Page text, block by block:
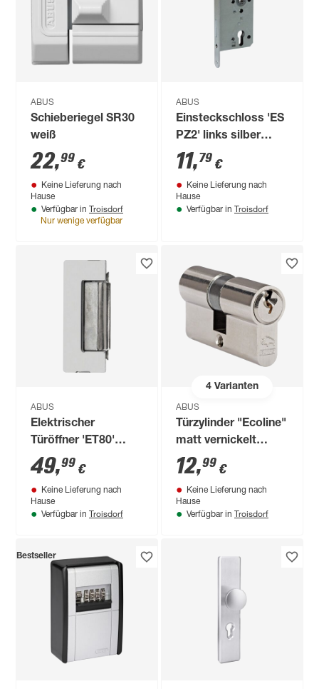
ABUS
Schieberiegel SR30
weiß
22,99 €
Keine Lieferung nach
Hause
Verfügbar in Troisdorf
Nur wenige verfügbar
ABUS
Einsteckschloss 'ES
PZ2' links silber
55/72 mm
11,79 €
Keine Lieferung nach
Hause
Verfügbar in Troisdorf
ABUS
Elektrischer
Türöffner 'ET80'
silber mit
Fallenjustierung
49,99 €
Keine Lieferung nach
Hause
Verfügbar in Troisdorf
4Varianten
ABUS
Türzylinder "Ecoline"
matt vernickelt
28/28
12,99 €
Keine Lieferung nach
Hause
Verfügbar in Troisdorf
Bestseller